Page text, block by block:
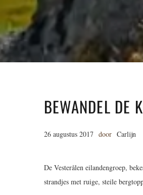
BEWANDEL DE
26 augustus 2017 door Carlijn
De Vesterålen eilandengroep,
strandjes met ruige, steile